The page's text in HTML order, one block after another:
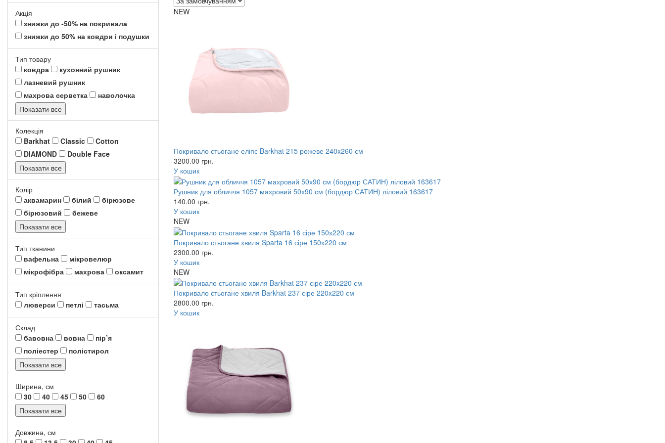
Акція
знижки до -50% на покривала
знижки до 50% на ковдри і подушки
Тип товару
ковдра
кухонний рушник
лазневий рушник
махрова серветка
наволочка
Показати все
Колекція
Barkhat
Classic
Cotton
DIAMOND
Double Face
Показати все
Колір
аквамарин
білий
бірюзове
бірюзовий
бежеве
Показати все
Тип тканини
вафельна
мікровелюр
мікрофібра
махрова оксамит
Тип кріплення
люверси
петлі тасьма
Склад
бавовна
вовна
пір’я
поліестер
полістирол
Показати все
Ширина, см
30
40 45 50
60
Показати все
Довжина, см
NEW
Покривало стьогане еліпс Barkhat 215 рожеве 240x260 см
3200.00 грн.
У кошик
Рушник для обличчя 1057 махровий 50х90 см (бордюр САТИН) ліловий 163617
140.00 грн.
У кошик
NEW
Покривало стьогане хвиля Sparta 16 сіре 150х220 см
2300.00 грн.
У кошик
NEW
Покривало стьогане хвиля Barkhat 237 сіре 220x220 см
2800.00 грн.
У кошик